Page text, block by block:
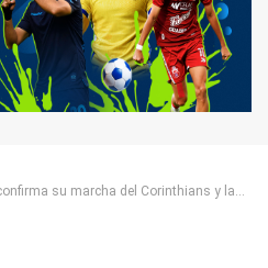
marcha del Corinthians y la estrella se marcha al Al-Rayyan qatarí